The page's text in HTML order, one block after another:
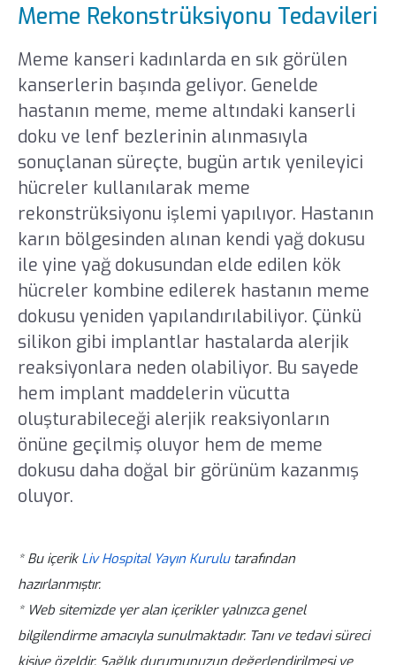
Meme Rekonstrüksiyonu Tedavileri
Meme kanseri kadınlarda en sık görülen
kanserlerin başında geliyor. Genelde
hastanın meme, meme altındaki kanserli
doku ve lenf bezlerinin alınmasıyla
sonuçlanan süreçte, bugün artık yenileyici
hücreler kullanılarak meme
rekonstrüksiyonu işlemi yapılıyor. Hastanın
karın bölgesinden alınan kendi yağ dokusu
ile yine yağ dokusundan elde edilen kök
hücreler kombine edilerek hastanın meme
dokusu yeniden yapılandırılabiliyor. Çünkü
silikon gibi implantlar hastalarda alerjik
reaksiyonlara neden olabiliyor. Bu sayede
hem implant maddelerin vücutta
oluşturabileceği alerjik reaksiyonların
önüne geçilmiş oluyor hem de meme
dokusu daha doğal bir görünüm kazanmış
oluyor.
* Bu içerik Liv Hospital Yayın Kurulutarafından
hazırlanmıştır.
* Web sitemizde yer alan içerikler yalnızca genel
bilgilendirme amacıyla sunulmaktadır. Tanı ve tedavi süreci